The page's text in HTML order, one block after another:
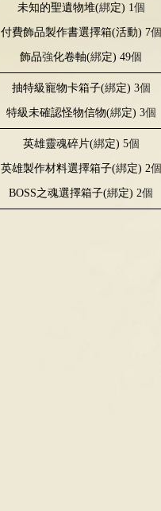
未知的聖遺物堆(綁定) 1 個
付費飾品製作書選擇箱(活動) 7個
飾品強化卷軸(綁定) 49個
抽特級寵物卡箱子(綁定) 3個
特級未確認怪物信物(綁定) 3個
英雄靈魂碎片(綁定) 5個
英雄製作材料選擇箱子(綁定) 2個
BOSS之魂選擇箱子(綁定) 2個